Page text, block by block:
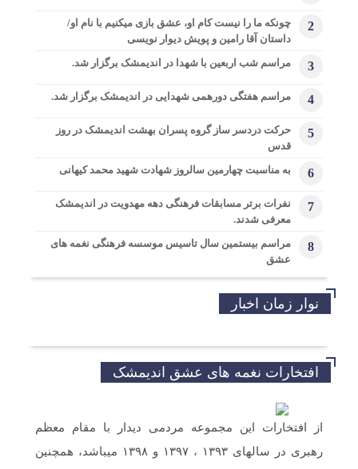
2
چونکه ما را نیست کام او، عشق بازی میکنیم با نام او/
داستان آقا رامین و پویش دیوار نویسی
3 مراسم شب اربعین با شهدا در اندیمشک برگزار شد.
4 مراسم هفتگی دورهمی شهدایی در اندیمشک برگزار شد.
5
حرکت دردسر ساز گروه پسران بهشت اندیمشک در روز
قدس
6 به مناسبت چهارمین سالروز شهادت شهید محمد کیهانی
7
نفرات برتر مسابقات فرهنگی دهه مهدویت در اندیمشک
معرفی شدند.
8
مراسم بیستمین سال تاسیس موسسه فرهنگی نغمه های
عشق
نوار زمان اخبار
افتخارات نغمه های عشق اندیمشک
از افتخارات این مجموعه مردمی دیدار با مقام معظم
رهبری در سالهای ۱۳۹۳ ، ۱۳۹۷ و ۱۳۹۸ میباشد، همچنین